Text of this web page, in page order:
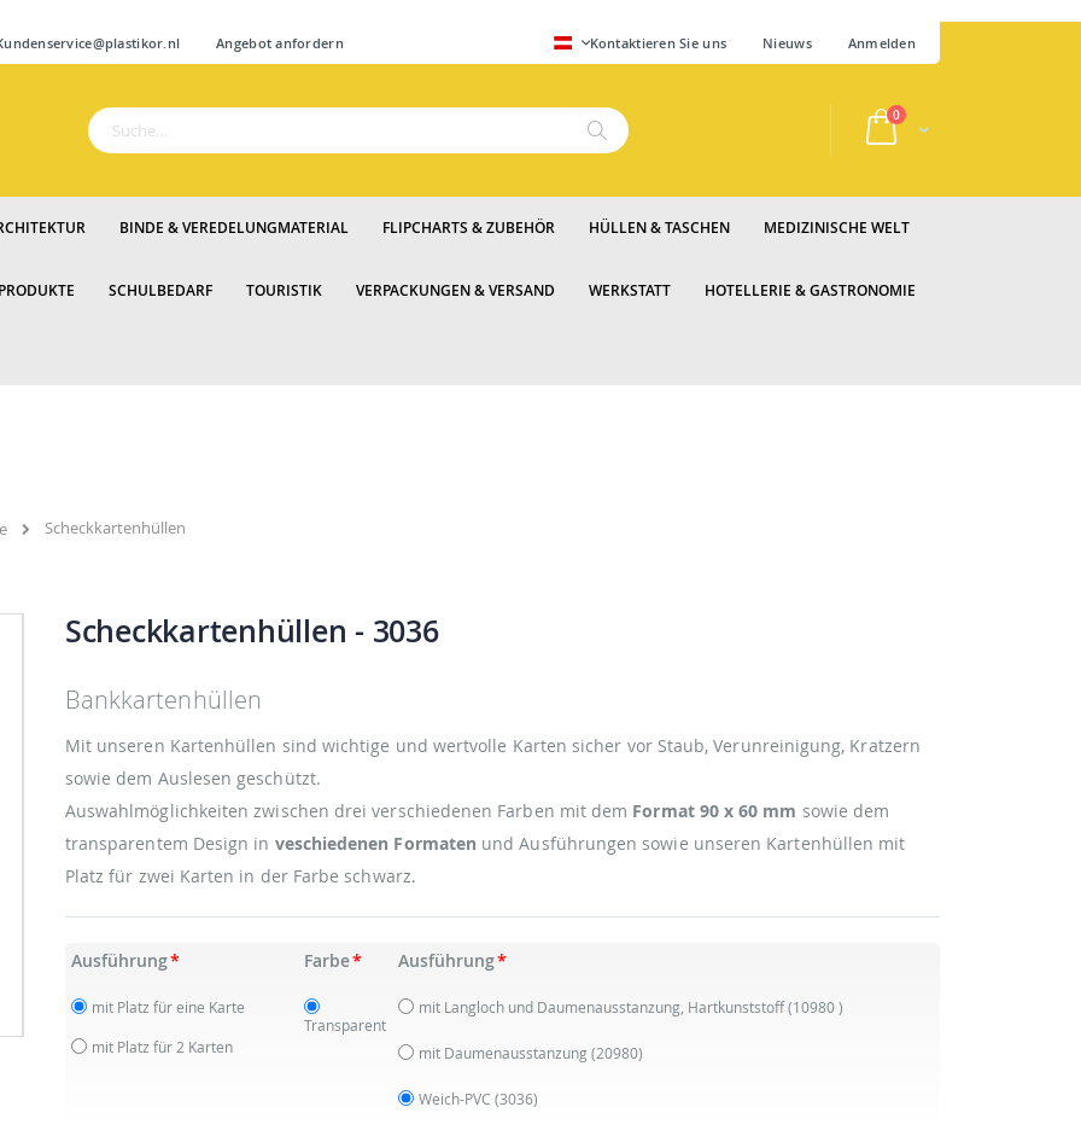
Angebot anfordernZum
Inhalt
Kontaktieren Sie uns Nieuws Anmelden
SPRACHE
Cart
0Artikel
Suche
BINDE & VEREDELUNGMATERIAL FLIPCHARTS & ZUBEHÖR HÜLLEN & TASCHEN MEDIZINISCHE WELT
SCHULBEDARF TOURISTIK VERPACKUNGEN & VERSAND WERKSTATT HOTELLERIE & GASTRONOMIE
Scheckkartenhüllen
Scheckkartenhüllen - 3036
Bankkartenhüllen
Mit unseren Kartenhüllen sind wichtige und wertvolle Karten sicher vor Staub, Verunreinigung, Kratzern
sowie dem Auslesen geschützt.
Auswahlmöglichkeiten zwischen drei verschiedenen Farben mit dem Format 90 x 60 mm sowie dem
transparentem Design in veschiedenen Formaten und Ausführungen sowie unseren Kartenhüllen mit
Platz für zwei Karten in der Farbe schwarz.
Ausführung
mit Platz für eine Karte
mit Platz für 2 Karten
Farbe
Transparent
Ausführung
mit Langloch und Daumenausstanzung, Hartkunststoff(10980 )
mit Daumenausstanzung(20980)
Weich-PVC(3036)